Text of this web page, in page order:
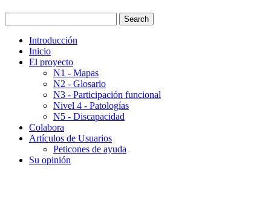
Introducción
Inicio
El proyecto
N1 - Mapas
N2 - Glosario
N3 - Participación funcional
Nivel 4 - Patologías
N5 - Discapacidad
Colabora
Artículos de Usuarios
Peticones de ayuda
Su opinión